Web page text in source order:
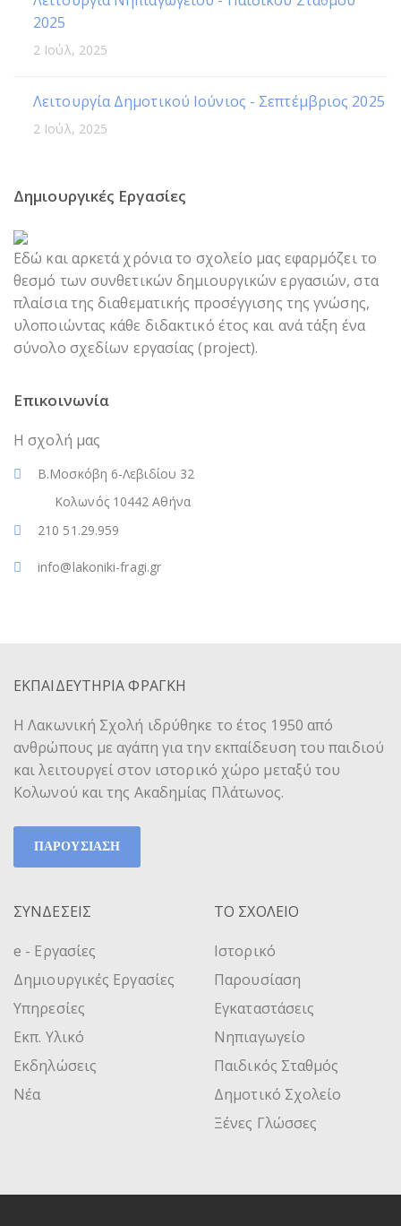
2025
2 Ιούλ, 2025
Λειτουργία Δημοτικού Ιούνιος - Σεπτέμβριος 2025
2 Ιούλ, 2025
Δημιουργικές Εργασίες
Εδώ και αρκετά χρόνια το σχολείο μας εφαρμόζει το
θεσμό των συνθετικών δημιουργικών εργασιών, στα
πλαίσια της διαθεματικής προσέγγισης της γνώσης,
υλοποιώντας κάθε διδακτικό έτος και ανά τάξη ένα
σύνολο σχεδίων εργασίας (project).
Επικοινωνία
Η σχολή μας
Β.Μοσκόβη 6-Λεβιδίου 32
Κολωνός 10442 Αθήνα
210 51.29.959
info@lakoniki-fragi.gr
ΕΚΠΑΙΔΕΥΤΗΡΙΑ ΦΡΑΓΚΗ
Η Λακωνική Σχολή ιδρύθηκε το έτος 1950 από
ανθρώπους με αγάπη για την εκπαίδευση του παιδιού
και λειτουργεί στον ιστορικό χώρο μεταξύ του
Κολωνού και της Ακαδημίας Πλάτωνος.
ΠΑΡΟΥΣΙΑΣΗ
ΣΥΝΔΕΣΕΙΣ
e - Εργασίες
Δημιουργικές Εργασίες
Υπηρεσίες
Εκπ. Υλικό
Εκδηλώσεις
Νέα
ΤΟ ΣΧΟΛΕΙΟ
Ιστορικό
Παρουσίαση
Εγκαταστάσεις
Νηπιαγωγείο
Παιδικός Σταθμός
Δημοτικό Σχολείο
Ξένες Γλώσσες